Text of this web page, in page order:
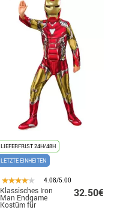
LIEFERFRIST 24H/48H
LETZTE EINHEITEN
4.08/5.00
Klassisches Iron
Man Endgame
Kostüm für
32.50€